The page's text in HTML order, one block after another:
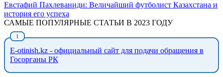
Евстафий Пахлеваниди: Величайший футболист Казахстана и
история его успеха
САМЫЕ ПОПУЛЯРНЫЕ СТАТЬИ В 2023 ГОДУ
E-otinish.kz - официальный сайт для подачи обращения в
Госорганы РК